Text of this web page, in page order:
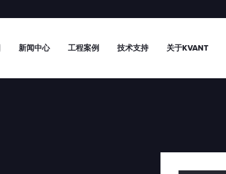
新闻中心 工程案例 技术支持 关于KVANT